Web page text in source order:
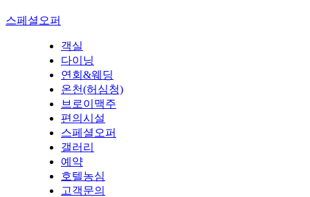
스페셜오퍼
객실
다이닝
연회&웨딩
온천(허심청)
브로이맥주
편의시설
스페셜오퍼
갤러리
예약
호텔농심
고객문의